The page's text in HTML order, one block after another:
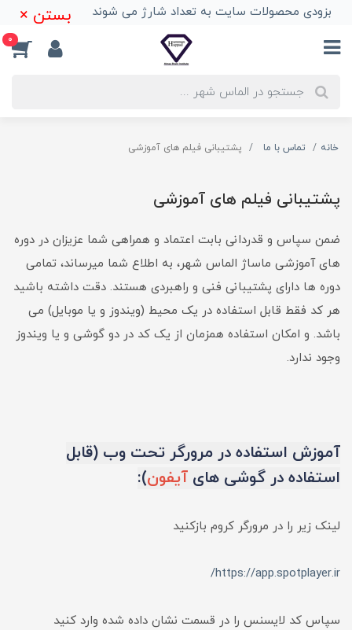
بزودی محصولات سایت به تعداد شارژ می شوند بستن ×
0
خانه تماس با ما پشتیبانی فیلم های آموزشی
پشتیبانی فیلم های آموزشی
ضمن سپاس و قدردانی بابت اعتماد و همراهی شما عزیزان در دوره
های آموزشی ماساژ الماس شهر، به اطلاع شما میرساند، تمامی
دوره ها دارای پشتیبانی فنی و راهبردی هستند. دقت داشته باشید
هر کد فقط قابل استفاده در یک محیط (ویندوز و یا موبایل) می
باشد. و امکان استفاده همزمان از یک کد در دو گوشی و یا ویندوز
وجود ندارد.
آموزش استفاده در مرورگر تحت وب (قابل
استفاده در گوشی های آیفون):
لینک زیر را در مرورگر کروم بازکنید
https://app.spotplayer.ir/
سپاس کد لایسنس را در قسمت نشان داده شده وارد کنید